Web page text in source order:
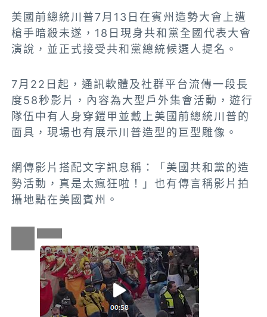
美國前總統川普7月13日在賓州造勢大會上遭
槍手暗殺未遂，18日現身共和黨全國代表大會
演說，並正式接受共和黨總統候選人提名。
7月22日起，通訊軟體及社群平台流傳一段長
度58秒影片，內容為大型戶外集會活動，遊行
隊伍中有人身穿鎧甲並戴上美國前總統川普的
面具，現場也有展示川普造型的巨型雕像。
網傳影片搭配文字訊息稱：「美國共和黨的造
勢活動，真是太瘋狂啦！」也有傳言稱影片拍
攝地點在美國賓州。